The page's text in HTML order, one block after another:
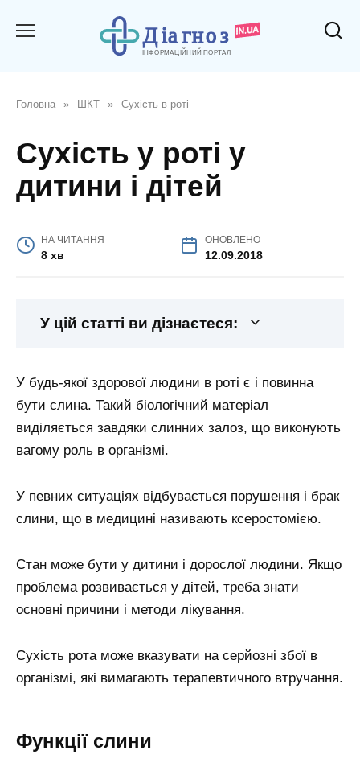
Головна » ШКТ » Сухість в роті
Сухість у роті у
дитини і дітей
НА ЧИТАННЯ
8 хв
ОНОВЛЕНО
12.09.2018
У цій статті ви дізнаєтеся:
У будь-якої здорової людини в роті є і повинна
бути слина. Такий біологічний матеріал
виділяється завдяки слинних залоз, що виконують
вагому роль в організмі.
У певних ситуаціях відбувається порушення і брак
слини, що в медицині називають ксеростомією.
Стан може бути у дитини і дорослої людини. Якщо
проблема розвивається у дітей, треба знати
основні причини і методи лікування.
Сухість рота може вказувати на серйозні збої в
організмі, які вимагають терапевтичного втручання.
Функції слини